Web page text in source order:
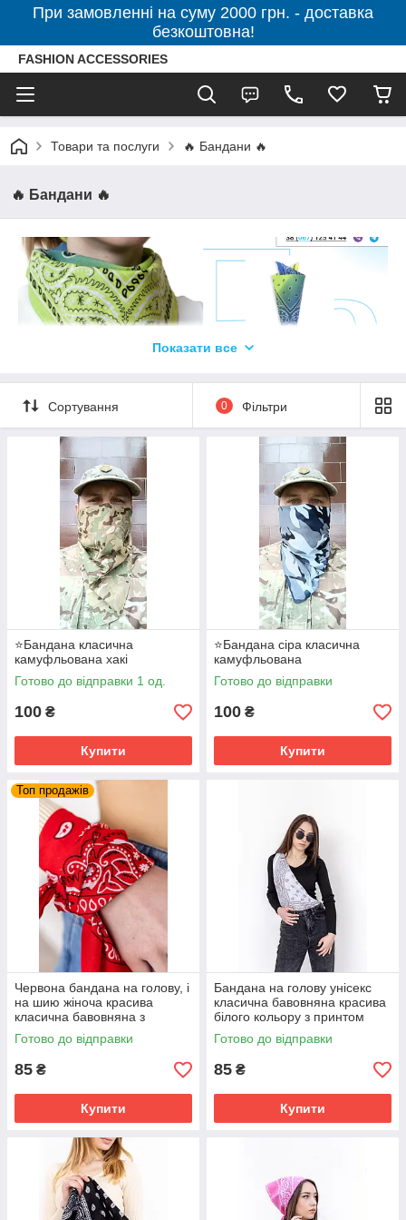
При замовленні на суму 2000 грн. - доставка
безкоштовна!
FASHION ACCESSORIES
Товари та послуги 🔥 Бандани 🔥
🔥 Бандани 🔥
Як правило, бандана асоціюється з шийними хустками
американських ковбоїв, проте справжня її батьківщина - не
Дикий Захід, а екзотична Індія. Сама назва походить із мови
хінді: слово «бандана» означає «пов'язувати». Традиційно
жителі азіатських країн носили хустки з легких натуральних
тканин, щоб захистити лице від пилу й пекучих сонячних
променів. Не випадково класичні бандани прикрашаються
Показати все
Сортування 0 Фільтри
⭐Бандана класична
камуфльована хакі
Готово до відправки 1 од.
100 ₴
Купити
⭐Бандана сіра класична
камуфльована
Готово до відправки
100 ₴
Купити
Топ продажів
Червона бандана на голову, і
на шию жіноча красива
класична бавовняна з
принтом
Готово до відправки
85 ₴
Купити
Бандана на голову унісекс
класична бавовняна красива
білого кольору з принтом
Готово до відправки
85 ₴
Купити